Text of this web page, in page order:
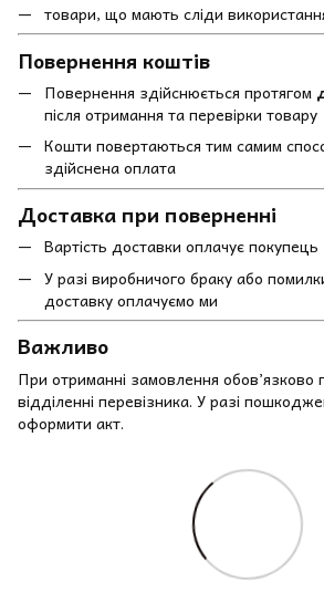
товари, що мають сліди
Повернення коштів
Повернення здійснюється протягом
після отримання та перевірки товару
Кошти повертаються тим самим
здійснена оплата
Доставка при поверненні
Вартість доставки оплачує покупець
У разі виробничого браку або
доставку оплачуємо ми
Важливо
При отриманні замовлення обов’язково
відділенні перевізника. У разі
оформити акт.